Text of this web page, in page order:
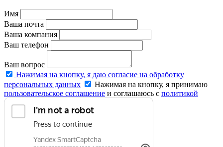
Имя
Ваша почта
Ваша компания
Ваш телефон
Ваш вопрос
Нажимая на кнопку, я даю согласие на обработку
персональных данных
Нажимая на кнопку, я принимаю
пользовательское соглашение и соглашаюсь с политикой
конфиденциальности